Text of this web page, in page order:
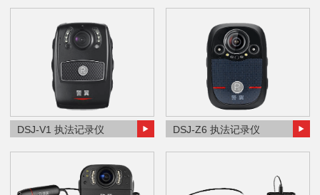
DSJ-V1 执法记录仪 DSJ-Z6 执法记录仪